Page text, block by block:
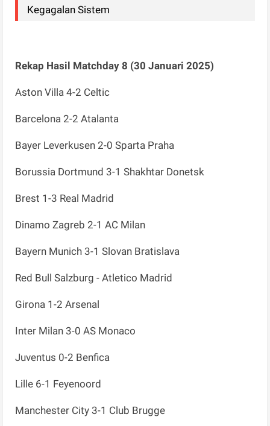
Kegagalan Sistem
Rekap Hasil Matchday 8 (30 Januari 2025)
Aston Villa 4-2 Celtic
Barcelona 2-2 Atalanta
Bayer Leverkusen 2-0 Sparta Praha
Borussia Dortmund 3-1 Shakhtar Donetsk
Brest 1-3 Real Madrid
Dinamo Zagreb 2-1 AC Milan
Bayern Munich 3-1 Slovan Bratislava
Red Bull Salzburg - Atletico Madrid
Girona 1-2 Arsenal
Inter Milan 3-0 AS Monaco
Juventus 0-2 Benfica
Lille 6-1 Feyenoord
Manchester City 3-1 Club Brugge